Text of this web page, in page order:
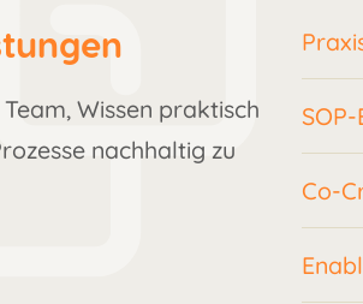
Wissen praktisch
nachhaltig zu
Co-